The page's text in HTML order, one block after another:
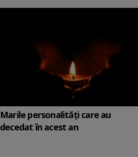
Marile personalităţi care au
decedat în acest an